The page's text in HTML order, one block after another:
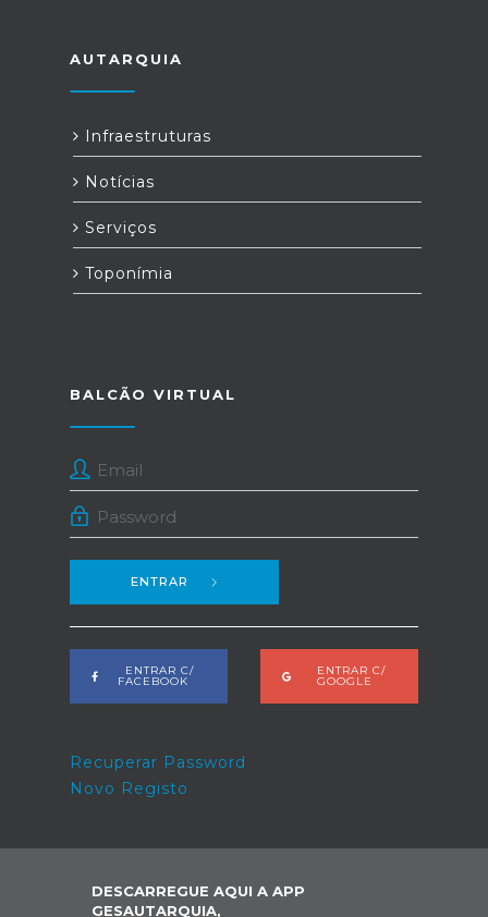
AUTARQUIA
Infraestruturas
Notícias
Serviços
Toponímia
BALCÃO VIRTUAL
ENTRAR
ENTRAR C/
FACEBOOK
ENTRAR C/
GOOGLE
Recuperar Password
Novo Registo
DESCARREGUE AQUI A APP
GESAUTARQUIA,